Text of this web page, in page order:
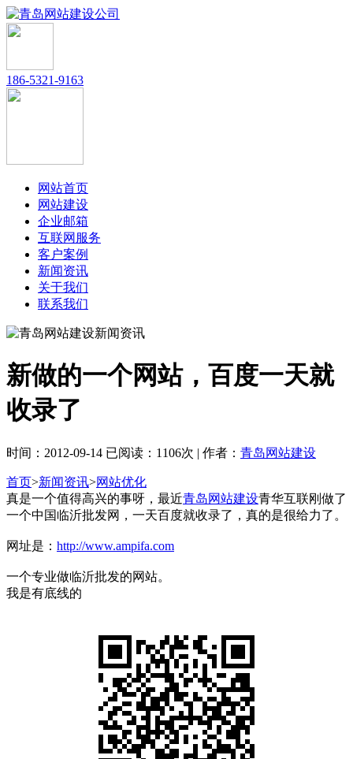
186-5321-9163
网站首页
网站建设
企业邮箱
互联网服务
客户案例
新闻资讯
关于我们
联系我们
新做的一个网站，百度一天就
收录了
时间：2012-09-14 已阅读：1106次 | 作者： 青岛网站建设
首页>新闻资讯>网站优化
真是一个值得高兴的事呀，最近青岛网站建设青华互联刚做了
一个中国临沂批发网，一天百度就收录了，真的是很给力了。
网址是： http://www.ampifa.com
一个专业做临沂批发的网站。
我是有底线的